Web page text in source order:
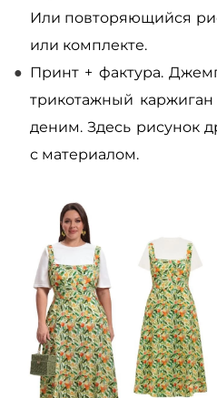
Или повторяющийся
или комплекте.
Принт + фактура.
трикотажный
деним. Здесь рисунок
с материалом.